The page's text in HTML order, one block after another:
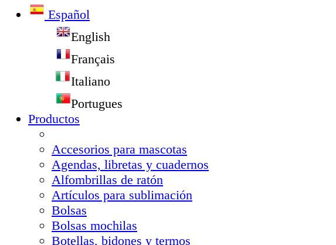
Español
English
Français
Italiano
Portugues
Productos
Accesorios para mascotas
Agendas, libretas y cuadernos
Alfombrillas de ratón
Artículos para sublimación
Bolsas
Bolsas mochilas
Botellas, bidones y termos